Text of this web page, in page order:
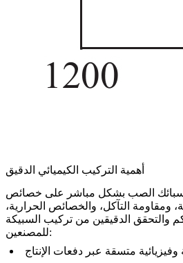
أهمية التركيب الكيميائي الدقيق
لسبائك الصب بشكل مباشر على خصائص
ومقاومة التآكل، والخصائص الحرارية،
والتحقق الدقيقين من تركيب السبيكة
للمصنعين: